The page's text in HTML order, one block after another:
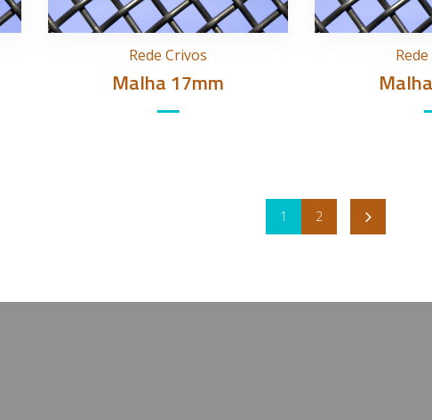
Rede Crivos
Malha 17mm
1 2